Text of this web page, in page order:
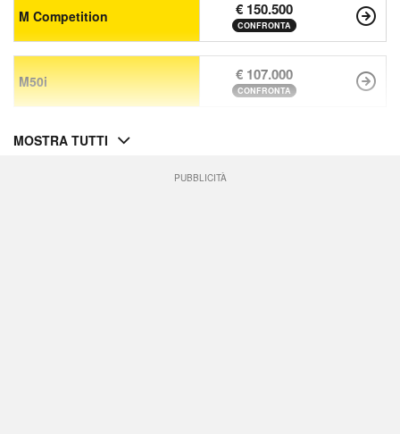
M Competition € 150.500
CONFRONTA
M50i € 107.000
CONFRONTA
MOSTRA TUTTI
PUBBLICITÀ